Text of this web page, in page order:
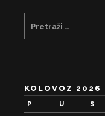
KOLOVOZ 2026
P U S